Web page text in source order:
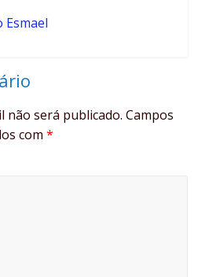
Esmael
não será publicado. Campos
com*